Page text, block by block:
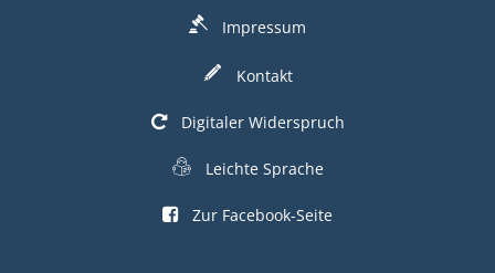
Impressum
Kontakt
Digitaler Widerspruch
Leichte Sprache
Zur Facebook-Seite